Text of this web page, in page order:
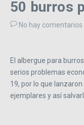
50 burros
No hay comentarios
El albergue para
serios problemas
19, por lo que
ejemplares y así